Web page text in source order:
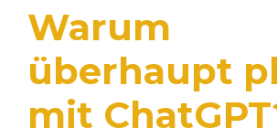
Warum
überhaupt
mit